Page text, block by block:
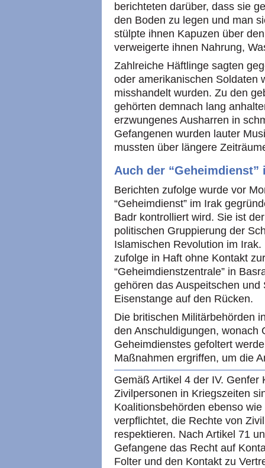
berichteten darüber, dass sie
den Boden zu legen und man
stülpte ihnen Kapuzen über
verweigerte ihnen Nahrung,
Zahlreiche Häftlinge sagten
oder amerikanischen Soldaten
misshandelt wurden. Zu den
gehörten demnach lang
erzwungenes Ausharren in
Gefangenen wurden lauter
mussten über längere
Auch der
Berichten zufolge wurde vor
“Geheimdienst” im Irak
Badr kontrolliert wird. Sie ist
politischen Gruppierung der
Islamischen Revolution im
zufolge in Haft ohne Kontakt
“Geheimdienstzentrale” in
gehören das Auspeitschen
Eisenstange auf den Rücken.
Die britischen Militärbehörden
den Anschuldigungen, wonach
Geheimdienstes gefoltert
Maßnahmen ergriffen, um die
Gemäß Artikel 4 der IV. Genfer
Zivilpersonen in Kriegszeiten
Koalitionsbehörden ebenso
verpflichtet, die Rechte von
respektieren. Nach Artikel 71
Gefangene das Recht auf
Folter und den Kontakt zu